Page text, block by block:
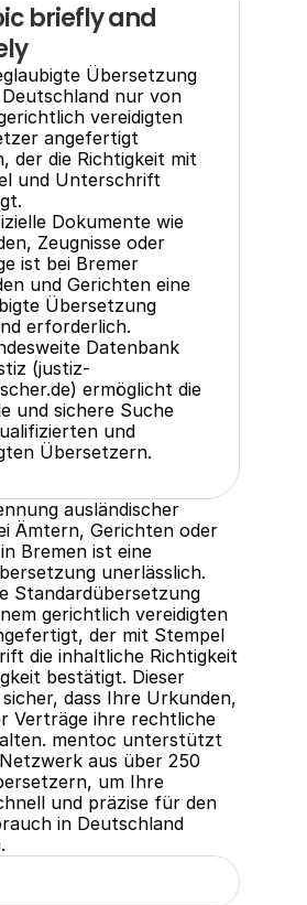
briefly and
Übersetzung
nur von
vereidigten
angefertigt
der die Richtigkeit mit
und Unterschrift
Dokumente wie
Zeugnisse oder
ist bei Bremer
und Gerichten eine
Übersetzung
erforderlich.
Datenbank
(justiz-
ermöglicht die
und sichere Suche
und
Übersetzern.
ausländischer
Ämtern, Gerichten oder
Bremen ist eine
unerlässlich.
Standardübersetzung
gerichtlich vereidigten
der mit Stempel
die inhaltliche Richtigkeit
bestätigt. Dieser
dass Ihre Urkunden,
Verträge ihre rechtliche
mentoc unterstützt
aus über 250
um Ihre
und präzise für den
in Deutschland